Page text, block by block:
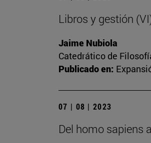
Libros y gestión
Jaime Nubiola
Catedrático de
Publicado en:
07 | 08 | 2023
Del homo sapiens